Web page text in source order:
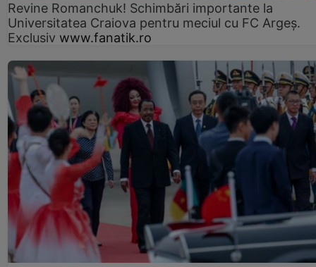
Revine Romanchuk! Schimbări importante la
Universitatea Craiova pentru meciul cu FC Argeş.
Exclusiv www.fanatik.ro